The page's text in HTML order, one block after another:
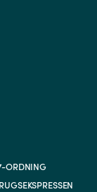
ORDNING